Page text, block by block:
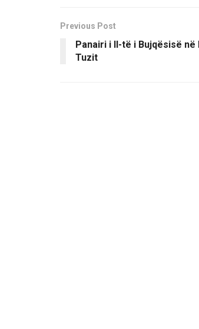
Previous Post
Panairi i II-të i Bujqësisë në
Tuzit